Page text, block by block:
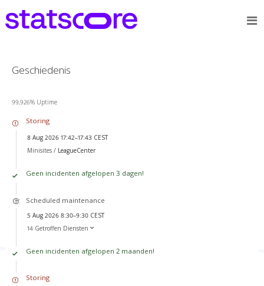
Geschiedenis
99,926% Uptime
Storing
8 Aug 2026 17:42–17:43 CEST
Minisites / LeagueCenter
Geen incidenten afgelopen 3 dagen!
Scheduled maintenance
5 Aug 2026 8:30–9:30 CEST
14 Getroffen Diensten
Geen incidenten afgelopen 2 maanden!
Storing